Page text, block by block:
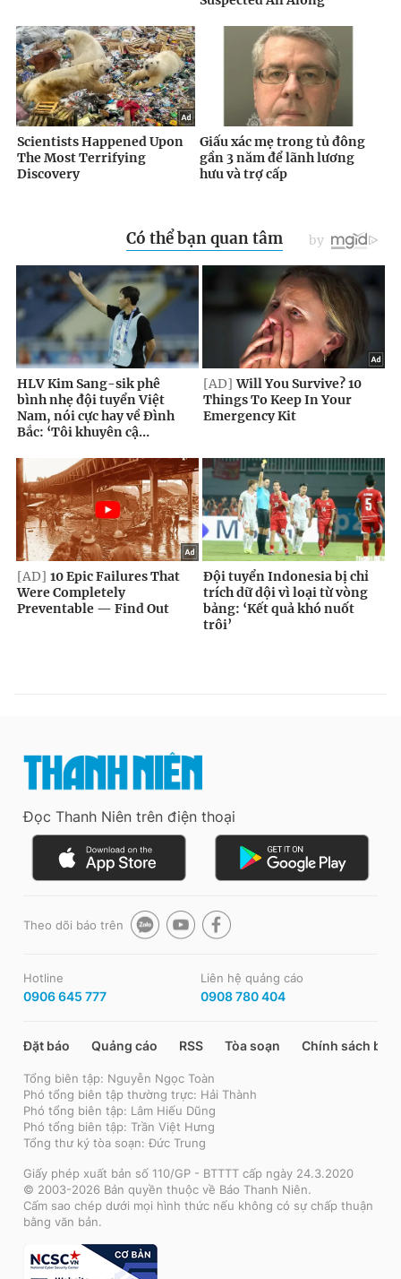
Đọc Thanh Niên trên điện thoại
Theo dõi báo trên
Hotline
0906 645 777
Liên hệ quảng cáo
0908 780 404
Đặt báo Quảng cáo RSS Tòa soạn Chính sách bảo
Tổng biên tập: Nguyễn Ngọc Toàn
Phó tổng biên tập thường trực: Hải Thành
Phó tổng biên tập: Lâm Hiếu Dũng
Phó tổng biên tập: Trần Việt Hưng
Tổng thư ký tòa soạn: Đức Trung
Giấy phép xuất bản số 110/GP - BTTTT cấp ngày 24.3.2020
© 2003-2026 Bản quyền thuộc về Báo Thanh Niên.
Cấm sao chép dưới mọi hình thức nếu không có sự chấp thuận
bằng văn bản.